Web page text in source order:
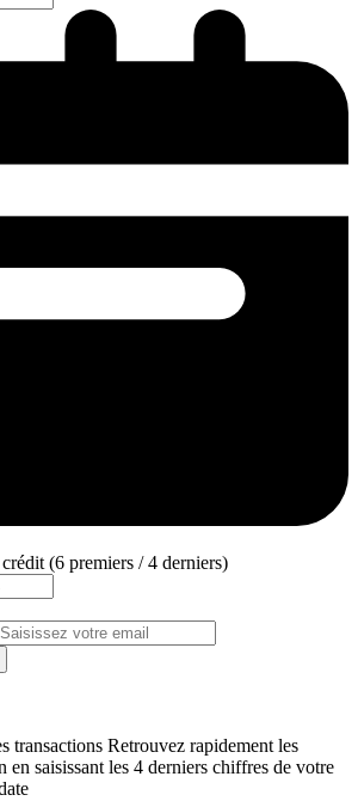
(6 premiers / 4 derniers)
transactions Retrouvez rapidement les
en saisissant les 4 derniers chiffres de votre